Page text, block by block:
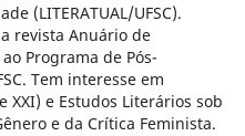
(LITERATUAL/UFSC).
revista Anuário de
Programa de Pós-
Tem interesse em
XXI) e Estudos Literários sob
e da Crítica Feminista.